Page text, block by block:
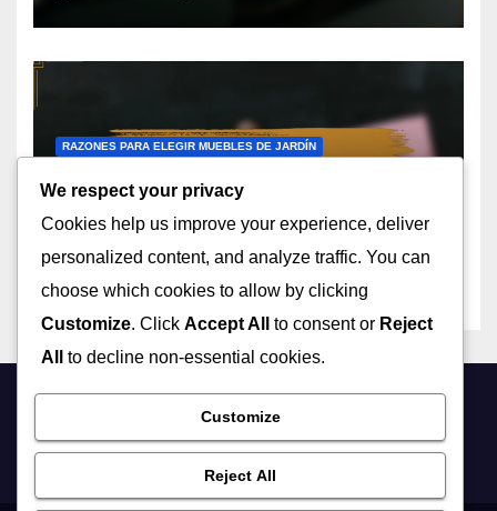
RAZONES PARA ELEGIR MUEBLES DE JARDÍN
Taburetes De Jardín
Apilables: Ahorro de espacio,
Versatilidad, Diseño ligero
ciberniz.com
We respect your privacy
Cookies help us improve your experience, deliver
personalized content, and analyze traffic. You can
choose which cookies to allow by clicking
Customize. Click Accept All to consent or Reject
All
to decline non-essential cookies.
Customize
Reject All